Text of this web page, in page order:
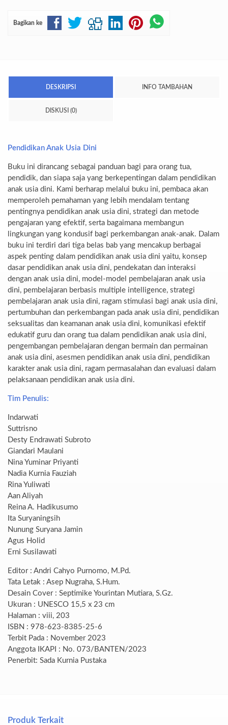
Bagikan ke
DESKRIPSI INFO TAMBAHAN
DISKUSI (0)
Pendidikan Anak Usia Dini
Buku ini dirancang sebagai panduan bagi para orang tua,
pendidik, dan siapa saja yang berkepentingan dalam pendidikan
anak usia dini. Kami berharap melalui buku ini, pembaca akan
memperoleh pemahaman yang lebih mendalam tentang
pentingnya pendidikan anak usia dini, strategi dan metode
pengajaran yang efektif, serta bagaimana membangun
lingkungan yang kondusif bagi perkembangan anak-anak. Dalam
buku ini terdiri dari tiga belas bab yang mencakup berbagai
aspek penting dalam pendidikan anak usia dini yaitu, konsep
dasar pendidikan anak usia dini, pendekatan dan interaksi
dengan anak usia dini, model-model pembelajaran anak usia
dini, pembelajaran berbasis multiple intelligence, strategi
pembelajaran anak usia dini, ragam stimulasi bagi anak usia dini,
pertumbuhan dan perkembangan pada anak usia dini, pendidikan
seksualitas dan keamanan anak usia dini, komunikasi efektif
edukatif guru dan orang tua dalam pendidikan anak usia dini,
pengembangan pembelajaran dengan bermain dan permainan
anak usia dini, asesmen pendidikan anak usia dini, pendidikan
karakter anak usia dini, ragam permasalahan dan evaluasi dalam
pelaksanaan pendidikan anak usia dini.
Tim Penulis:
Indarwati
Suttrisno
Desty Endrawati Subroto
Giandari Maulani
Nina Yuminar Priyanti
Nadia Kurnia Fauziah
Rina Yuliwati
Aan Aliyah
Reina A. Hadikusumo
Ita Suryaningsih
Nunung Suryana Jamin
Agus Holid
Erni Susilawati
Editor : Andri Cahyo Purnomo, M.Pd.
Tata Letak : Asep Nugraha, S.Hum.
Desain Cover : Septimike Yourintan Mutiara, S.Gz.
Ukuran : UNESCO 15,5 x 23 cm
Halaman : viii, 203
ISBN : 978-623-8385-25-6
Terbit Pada : November 2023
Anggota IKAPI : No. 073/BANTEN/2023
Penerbit: Sada Kurnia Pustaka
Produk Terkait